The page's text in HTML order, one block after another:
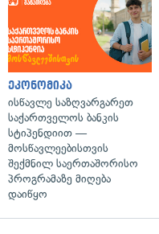
ეკონომიკა
ისწავლე საზღვარგარეთ
საქართველოს ბანკის
სტიპენდიით —
მოსწავლეებისთვის
შექმნილ საერთაშორისო
პროგრამაზე მიღება
დაიწყო